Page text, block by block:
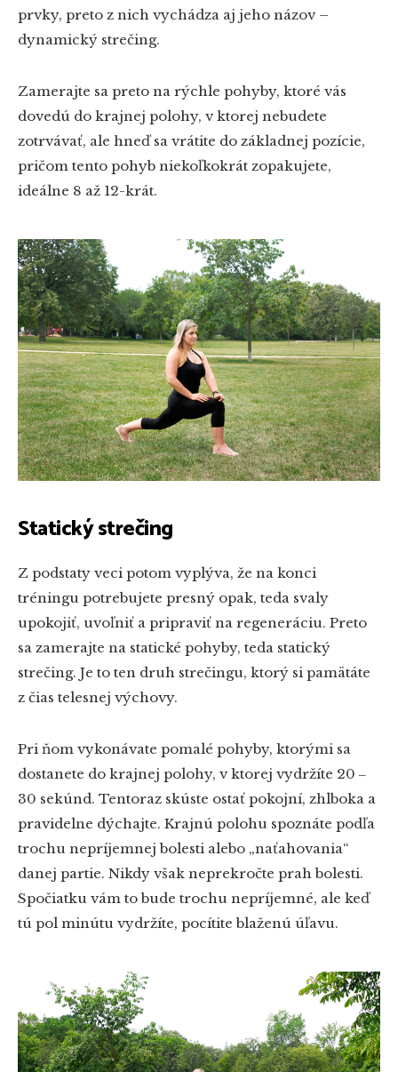
prvky, preto z nich vychádza aj jeho názov –
dynamický strečing.
Zamerajte sa preto na rýchle pohyby, ktoré vás
dovedú do krajnej polohy, v ktorej nebudete
zotrvávať, ale hneď sa vrátite do základnej pozície,
pričom tento pohyb niekoľkokrát zopakujete,
ideálne 8 až 12-krát.
Statický strečing
Z podstaty veci potom vyplýva, že na konci
tréningu potrebujete presný opak, teda svaly
upokojiť, uvoľniť a pripraviť na regeneráciu. Preto
sa zamerajte na statické pohyby, teda statický
strečing. Je to ten druh strečingu, ktorý si pamätáte
z čias telesnej výchovy.
Pri ňom vykonávate pomalé pohyby, ktorými sa
dostanete do krajnej polohy, v ktorej vydržíte 20 ‒
30 sekúnd. Tentoraz skúste ostať pokojní, zhlboka a
pravidelne dýchajte. Krajnú polohu spoznáte podľa
trochu nepríjemnej bolesti alebo „naťahovania“
danej partie. Nikdy však neprekročte prah bolesti.
Spočiatku vám to bude trochu nepríjemné, ale keď
tú pol minútu vydržíte, pocítite blaženú úľavu.